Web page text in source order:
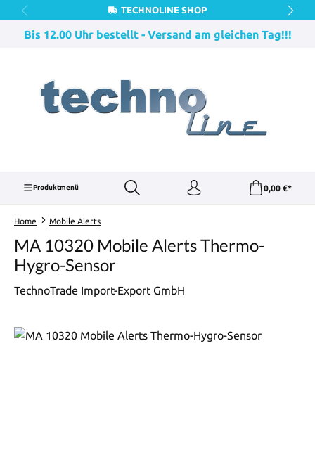
Zum Hauptinhalt springenTECHNOLINE SHOP
Bis 12.00 Uhr bestellt - Versand am gleichen Tag!!!
Produktmenü 0,00 €*
Home Mobile Alerts
MA 10320 Mobile Alerts Thermo-
Hygro-Sensor
TechnoTrade Import-Export GmbH